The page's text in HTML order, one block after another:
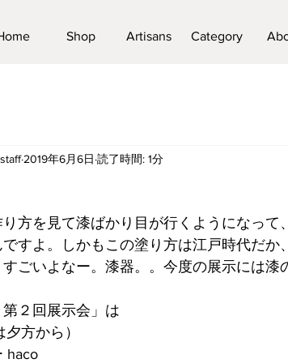
Shop Artisans Category
2019年6月6日 読了時間: 1分
方を見て漆ばかり目が行くようになって
すよ。しかもこの塗り方は江戸時代だか
ごいよなー。漆器。。今度の展示には漆
第２回展示会」は
夕方から）
haco